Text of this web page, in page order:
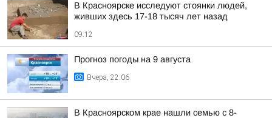
В Красноярске исследуют стоянки людей,
живших здесь 17-18 тысяч лет назад
09:12
Прогноз погоды на 9 августа
Вчера, 22:06
В Красноярском крае нашли семью с 8-